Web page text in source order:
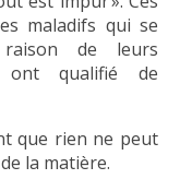
maladifs qui se
raison de leurs
ont qualifié de
que rien ne peut
la matière.